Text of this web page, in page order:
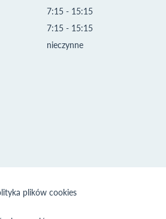
7:15 - 15:15
7:15 - 15:15
nieczynne
plików cookies